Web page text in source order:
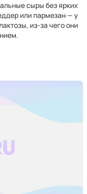
сыры без ярких
или пармезан — у
из-за чего они